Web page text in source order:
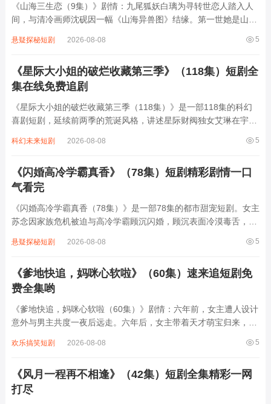
《山海三生恋（9集）》剧情：九尾狐妖白璃为寻转世恋人踏入人
间，与清冷画师沈砚因一幅《山海异兽图》结缘。第一世她是山间
战场将军，乱世中以命相护却阴阳相隔；第三世她以妖身入世，他
5
悬疑探秘短剧 2026-08-08
《星际大小姐的破烂收藏第三季》（118集）短剧全
集在线免费追剧
《星际大小姐的破烂收藏第三季（118集）》是一部118集的科幻
喜剧短剧，延续前两季的荒诞风格，讲述星际财阀独女艾琳在宇宙
将生锈机械、过期营养液甚至外星生物的排泄物视为珍宝，为此与
5
科幻未来短剧 2026-08-08
《闪婚高冷学霸真香》（78集）短剧精彩剧情一口
气看完
《闪婚高冷学霸真香（78集）》是一部78集的都市甜宠短剧。女主
苏念因家族危机被迫与高冷学霸顾沉闪婚，顾沉表面冷漠毒舌，实
苏念的“笨手笨脚”，一边默默帮她解决职场危机、智斗极品亲戚；
5
悬疑探秘短剧 2026-08-08
《爹地快追，妈咪心软啦》（60集）速来追短剧免
费全集哟
《爹地快追，妈咪心软啦（60集）》剧情：六年前，女主遭人设计
意外与男主共度一夜后远走。六年后，女主带着天才萌宝归来，萌
萌宝是自己的孩子，却对女主展开热烈追求，过程中误会不断，女
5
欢乐搞笑短剧 2026-08-08
《风月一程再不相逢》（42集）短剧全集精彩一网
打尽